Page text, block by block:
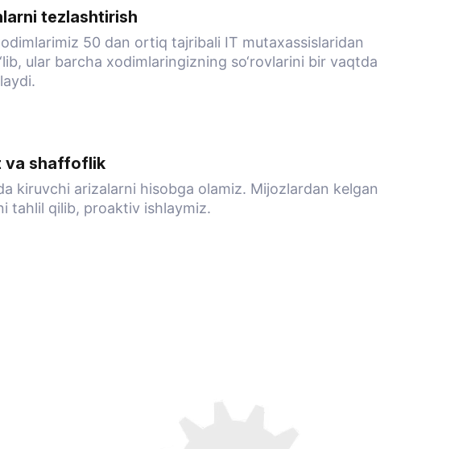
tezlashtirish
50 dan ortiq tajribali IT mutaxassislaridan
ular barcha xodimlaringizning so‘rovlarini bir vaqtda
va shaffoflik
kiruvchi arizalarni hisobga olamiz. Mijozlardan kelgan
tahlil qilib, proaktiv ishlaymiz.